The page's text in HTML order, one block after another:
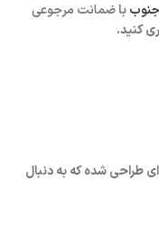
جنوبباضمانت مرجوعی
کنید.
طراحی شده که به دنبال